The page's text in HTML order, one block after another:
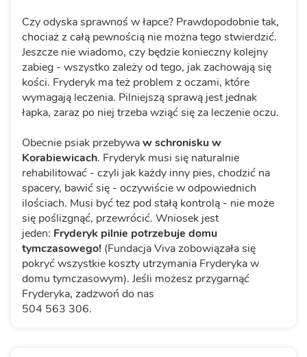
Czy odyska sprawnoś w łapce? Prawdopodobnie tak,
chociaż z całą pewnością nie można tego stwierdzić.
Jeszcze nie wiadomo, czy będzie konieczny kolejny
zabieg - wszystko zależy od tego, jak zachowają się
kości. Fryderyk ma też problem z oczami, które
wymagają leczenia. Pilniejszą sprawą jest jednak
łapka, zaraz po niej trzeba wziąć się za leczenie oczu.
Obecnie psiak przebywaw schronisku w
Korabiewicach. Fryderyk musi się naturalnie
rehabilitować - czyli jak każdy inny pies, chodzić na
spacery, bawić się - oczywiście w odpowiednich
ilościach. Musi być tez pod stałą kontrolą - nie może
się poślizgnąć, przewrócić. Wniosek jest
jeden: Fryderyk pilnie potrzebuje domu
tymczasowego! (Fundacja Viva zobowiązała się
pokryć wszystkie koszty utrzymania Fryderyka w
domu tymczasowym). Jeśli możesz przygarnąć
Fryderyka, zadzwoń do nas
504 563 306.